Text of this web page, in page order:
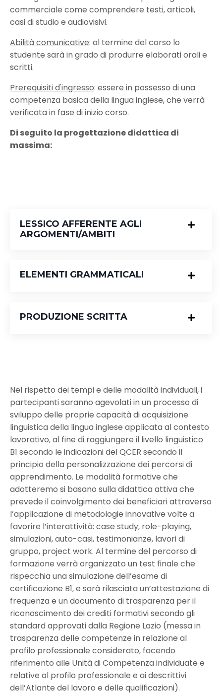
commerciale come comprendere testi, articoli,
casi di studio e audiovisivi.
Abilità comunicative: al termine del corso lo
studente sarà in grado di produrre elaborati orali e
scritti.
Prerequisiti d'ingresso: essere in possesso di una
competenza basica della lingua inglese, che verrà
verificata in fase di inizio corso.
Di seguito la progettazione didattica di
massima:
LESSICO AFFERENTE AGLI
ARGOMENTI/AMBITI
ELEMENTI GRAMMATICALI
PRODUZIONE SCRITTA
Nel rispetto dei tempi e delle modalità individuali, i
partecipanti saranno agevolati in un processo di
sviluppo delle proprie capacità di acquisizione
linguistica della lingua inglese applicata al contesto
lavorativo, al fine di raggiungere il livello linguistico
B1 secondo le indicazioni del QCER secondo il
principio della personalizzazione dei percorsi di
apprendimento. Le modalità formative che
adotteremo si basano sulla didattica attiva che
prevede il coinvolgimento dei beneficiari attraverso
l’applicazione di metodologie innovative volte a
favorire l’interattività: case study, role-playing,
simulazioni, auto-casi, testimonianze, lavori di
gruppo, project work. Al termine del percorso di
formazione verrà organizzato un test finale che
rispecchia una simulazione dell’esame di
certificazione B1, e sarà rilasciata un’attestazione di
frequenza e un documento di trasparenza per il
riconoscimento dei crediti formativi secondo gli
standard approvati dalla Regione Lazio (messa in
trasparenza delle competenze in relazione al
profilo professionale considerato, facendo
riferimento alle Unità di Competenza individuate e
relative al profilo professionale e ai descrittivi
dell’Atlante del lavoro e delle qualificazioni).